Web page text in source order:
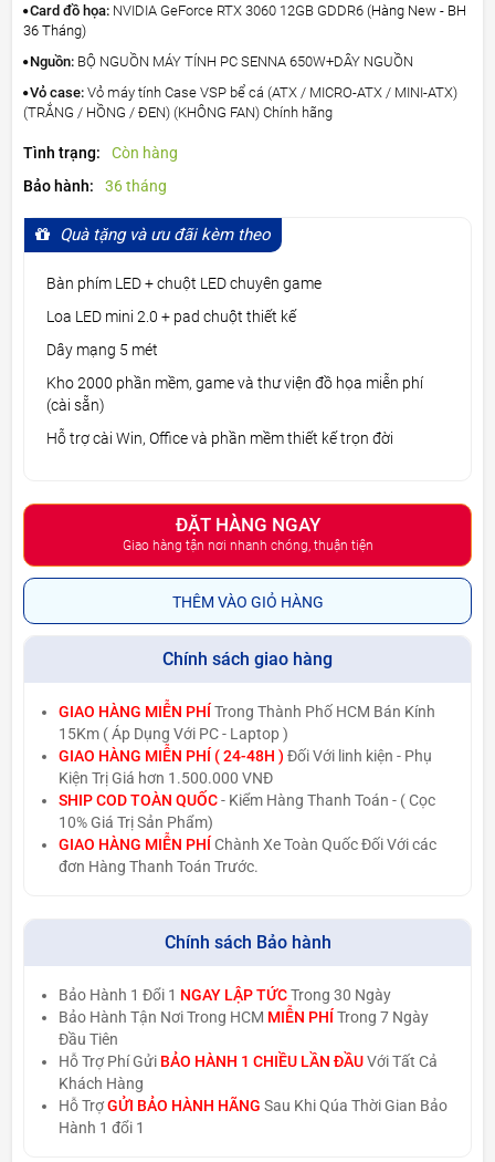
Card đồ họa: NVIDIA GeForce RTX 3060 12GB GDDR6(Hàng New - BH
36 Tháng)
Nguồn: BỘ NGUỒN MÁY TÍNH PC SENNA 650W+DÂY NGUỒN
Vỏ case: Vỏ máy tính Case VSP bể cá (ATX / MICRO-ATX / MINI-ATX)
(TRẮNG / HỒNG / ĐEN) (KHÔNG FAN) Chính hãng
Tình trạng:
Còn hàng
Bảo hành:
36 tháng
Quà tặng và ưu đãi kèm theo
Bàn phím LED + chuột LED chuyên game
Loa LED mini 2.0 + pad chuột thiết kế
Dây mạng 5 mét
Kho 2000 phần mềm, game và thư viện đồ họa miễn phí
(cài sẵn)
Hỗ trợ cài Win, Office và phần mềm thiết kế trọn đời
ĐẶT HÀNG NGAY
Giao hàng tận nơi nhanh chóng, thuận tiện
THÊM VÀO GIỎ HÀNG
Chính sách giao hàng
GIAO HÀNG MIỄN PHÍ Trong Thành Phố HCM Bán Kính
15Km ( Áp Dụng Với PC - Laptop )
GIAO HÀNG MIỄN PHÍ ( 24-48H ) Đối Với linh kiện - Phụ
Kiện Trị Giá hơn 1.500.000 VNĐ
SHIP COD TOÀN QUỐC- Kiểm Hàng Thanh Toán - ( Cọc
10% Giá Trị Sản Phẩm)
GIAO HÀNG MIỄN PHÍ Chành Xe Toàn Quốc Đối Với các
đơn Hàng Thanh Toán Trước.
Chính sách Bảo hành
Bảo Hành 1 Đổi 1 NGAY LẬP TỨCTrong 30 Ngày
Bảo Hành Tận Nơi Trong HCM MIỄN PHÍ Trong 7 Ngày
Đầu Tiên
Hỗ Trợ Phí Gửi BẢO HÀNH 1 CHIỀU LẦN ĐẦU Với Tất Cả
Khách Hàng
Hỗ TrợGỬI BẢO HÀNH HÃNG Sau Khi Qúa Thời Gian Bảo
Hành 1 đổi 1